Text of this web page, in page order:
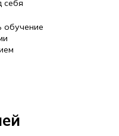
себя
обучение